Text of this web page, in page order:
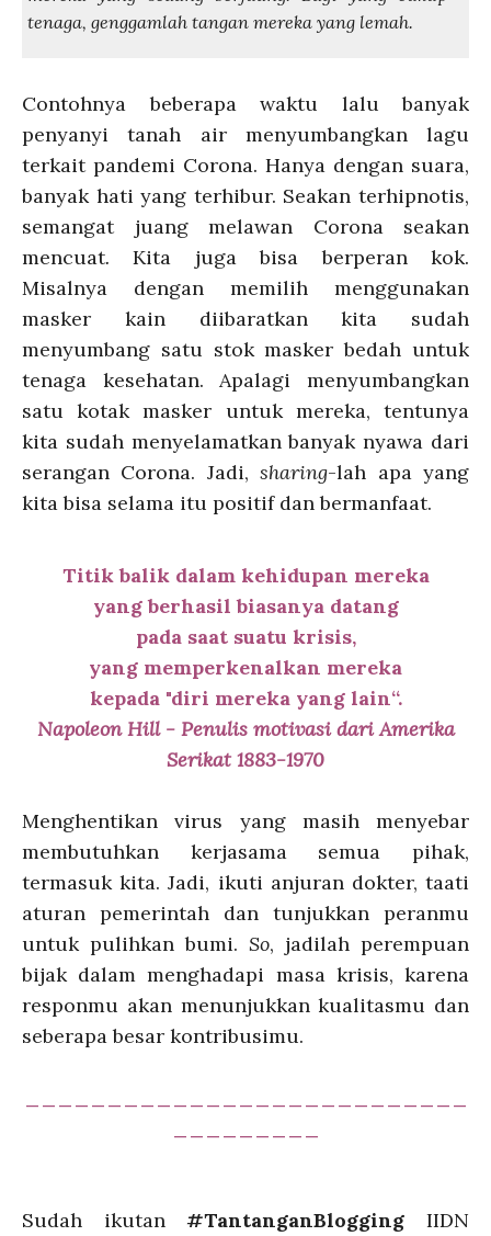
tenaga, genggamlah tangan mereka yang lemah.
Contohnya beberapa waktu lalu banyak
penyanyi tanah air menyumbangkan lagu
terkait pandemi Corona. Hanya dengan suara,
banyak hati yang terhibur. Seakan terhipnotis,
semangat juang melawan Corona seakan
mencuat.Kita juga bisa berperan kok.
Misalnya dengan memilih menggunakan
masker kain diibaratkan kita sudah
menyumbang satu stok masker bedah untuk
tenaga kesehatan. Apalagi menyumbangkan
satu kotak masker untuk mereka, tentunya
kita sudah menyelamatkan banyak nyawa dari
serangan Corona. Jadi,sharing-lah apa yang
kita bisa selama itu positif dan bermanfaat.
Titik balik dalam kehidupan mereka
yang berhasilbiasanya datang
pada saat suatu krisis,
yang memperkenalkan mereka
kepada "diri mereka yang lain“.
Napoleon Hill - Penulis motivasi dari Amerika
Serikat 1883-1970
Menghentikan virus yang masih menyebar
membutuhkan kerjasama semua pihak,
termasuk kita. Jadi, ikuti anjuran dokter, taati
aturan pemerintah dan tunjukkan peranmu
untuk pulihkan bumi. So, jadilah perempuan
bijak dalam menghadapi masa krisis, karena
responmu akan menunjukkan kualitasmu dan
seberapa besar kontribusimu.
Sudah ikutan#TantanganBlogging IIDN